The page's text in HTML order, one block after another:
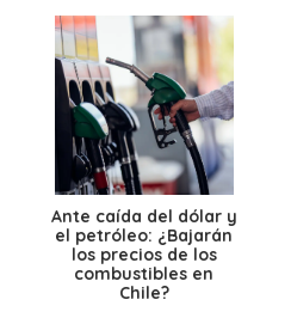
Ante caída del dólar y
el petróleo: ¿Bajarán
los precios de los
combustibles en
Chile?